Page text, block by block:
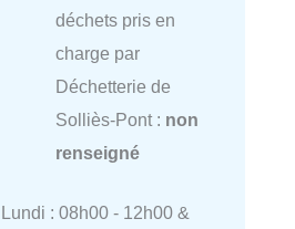
déchets pris en
charge par
Déchetterie de
Solliès-Pont : non
renseigné
Lundi : 08h00 - 12h00 &